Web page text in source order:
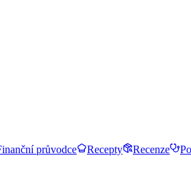
průvodce Recepty Recenze